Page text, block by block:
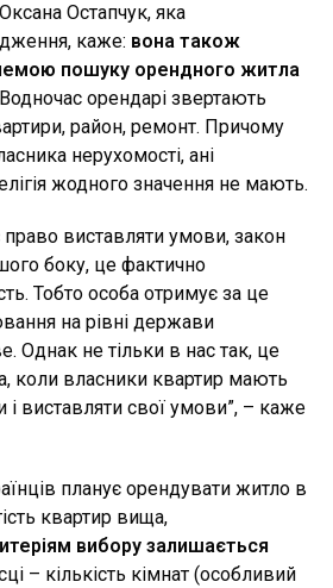
Остапчук, яка
каже: вона також
пошуку орендного житла
Водночас орендарі звертають
район, ремонт. Причому
нерухомості, ані
жодного значення не мають.
виставляти умови, закон
боку, це фактично
Тобто особа отримує за це
на рівні держави
Однак не тільки в нас так, це
коли власники квартир мають
і виставляти свої умови”, – каже
планує орендувати житло в
квартир вища,
вибору залишається
– кількість кімнат (особливий